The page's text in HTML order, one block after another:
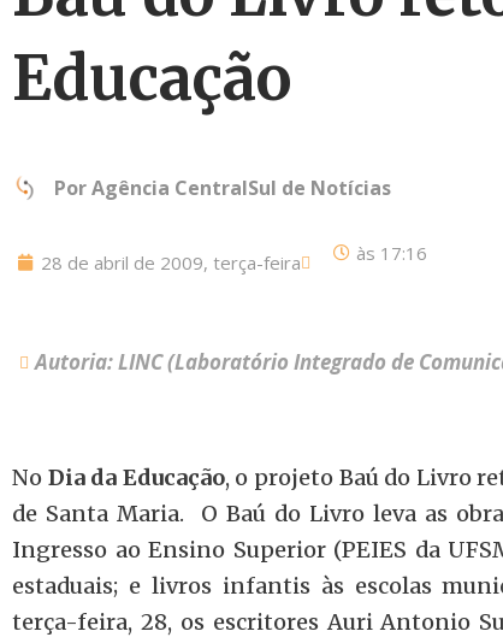
Educação
PorAgência CentralSul de Notícias
28 de abril de 2009, terça-feira às 17:16
Autoria: LINC (Laboratório Integrado de
No Dia da Educação, o projeto Baú do Livro
de Santa Maria. O Baú do Livro leva as
Ingresso ao Ensino Superior (PEIES da
estaduais; e livros infantis às escolas
terça-feira, 28, os escritores Auri Antonio